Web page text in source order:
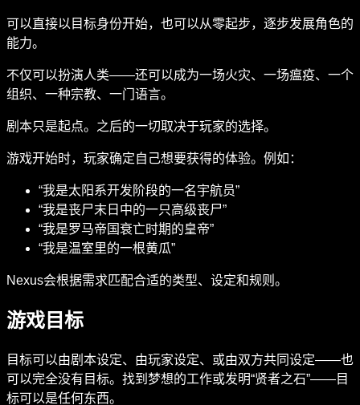
可以直接以目标身份开始，也可以从零起步，逐步发展角色的
能力。
不仅可以扮演人类——还可以成为一场火灾、一场瘟疫、一个
组织、一种宗教、一门语言。
剧本只是起点。之后的一切取决于玩家的选择。
游戏开始时，玩家确定自己想要获得的体验。例如：
“我是太阳系开发阶段的一名宇航员”
“我是丧尸末日中的一只高级丧尸”
“我是罗马帝国衰亡时期的皇帝”
“我是温室里的一根黄瓜”
Nexus会根据需求匹配合适的类型、设定和规则。
游戏目标
目标可以由剧本设定、由玩家设定、或由双方共同设定——也
可以完全没有目标。找到梦想的工作或发明“贤者之石”——目
标可以是任何东西。